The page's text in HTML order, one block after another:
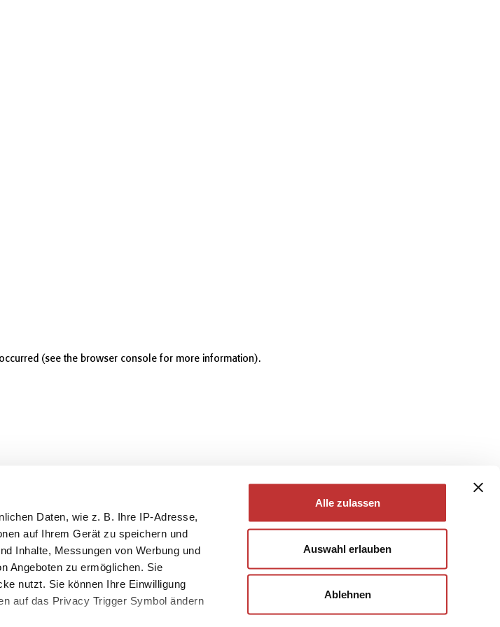
Daten, wie z. B. Ihre IP-Adresse,
auf Ihrem Gerät zu speichern und
Inhalte, Messungen von Werbung und
Angeboten zu ermöglichen. Sie
nutzt. Sie können Ihre Einwilligung
auf das Privacy Trigger Symbol ändern
Alle zulassen
Auswahl erlauben
Ablehnen
(see the browser console for more information).